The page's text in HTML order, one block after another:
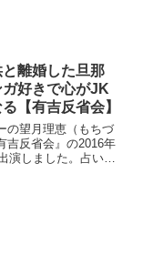
離婚した旦那
好きで心がJK
【有吉反省会】
の望月理恵（もちづ
吉反省会』の2016年
演しました。占いや